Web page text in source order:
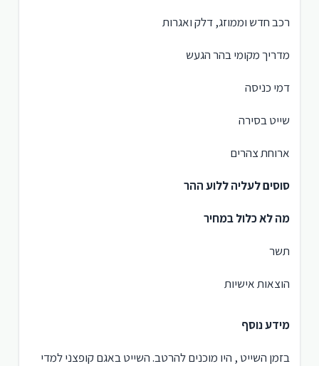
רכב חדש וממוזג, דלק ואגרות
מדריך מקומי בהר הגעש
דמי כניסה
שייט בסירה
ארוחת צהרים
סוסים לעליה ללוע ההר
מה לא כלול במחיר
תשר
הוצאות אישיות
מידע נוסף
בזמן השייט , היו מוכנים להרטב. השייט באגם קופצני למדי